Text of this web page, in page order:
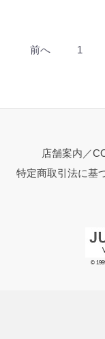
前へ 1
店舗案内／
特定商取引法に基
©